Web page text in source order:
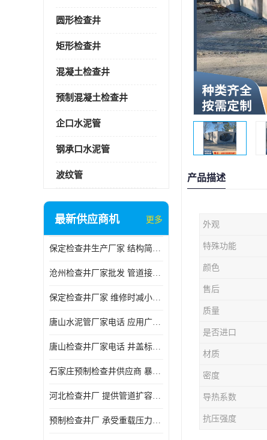
圆形检查井
矩形检查井
混凝土检查井
预制混凝土检查井
企口水泥管
钢承口水泥管
波纹管
最新供应商机 更多
保定检查井生产厂家 结构简单易于安装
沧州检查井厂家批发 管道接口密封良好
保定检查井厂家 维修时减小交通影响
唐山水泥管厂家电话 应用广泛领域多样
唐山检查井厂家电话 井盖标识清晰无误
石家庄预制检查井供应商 暴雨季节排水畅通
河北检查井厂 提供管道扩容接口
预制检查井厂 承受重载压力稳定
产品描述
外观
特殊功能
颜色
售后
质量
是否进口
材质
密度
导热系数
抗压强度